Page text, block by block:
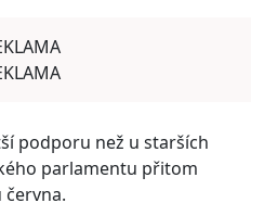
podporu než u starších
parlamentu přitom